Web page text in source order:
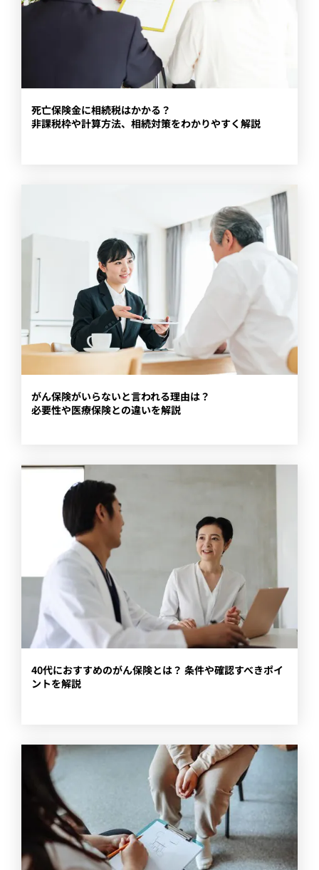
​死亡保険金に相続税はかかる？
非課税枠や計算方法、相続対策をわかりやすく解説
​がん保険がいらないと言われる理由は？
必要性や医療保険との違いを解説
40代におすすめのがん保険とは？ 条件や確認すべきポイ
ントを解説